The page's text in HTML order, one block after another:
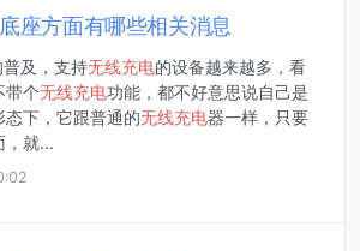
座方面有哪些相关消息
及，支持无线充电的设备越来越多，看
带个无线充电功能，都不好意思说自己是
下，它跟普通的无线充电器一样，只要
，就...